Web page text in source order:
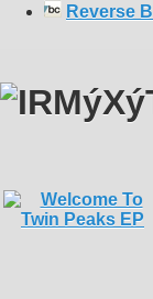
Reverse